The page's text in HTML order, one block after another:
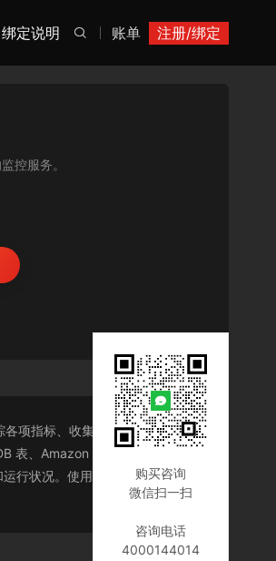
账单 注册/绑定

绑定说明
控服务。
项指标、收集和监控日志文件、
表、Amazon RDS 数据库实例、
行状况。使用这些分析结果，您
购买咨询
微信扫一扫
咨询电话
4000144014